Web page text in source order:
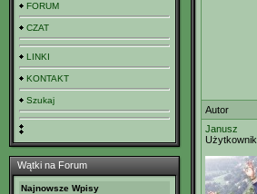
FORUM
CZAT
LINKI
KONTAKT
Szukaj
Wątki na Forum
Najnowsze Wpisy
Autor
Janusz
Użytkownik